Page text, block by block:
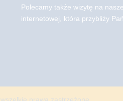
Polecamy także wizytę na
internetowej, która przybliży